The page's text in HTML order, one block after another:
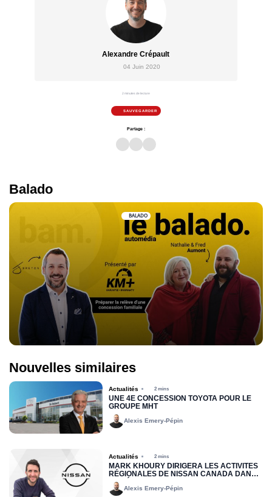
Alexandre Crépault
04 Juin 2020
2 minutes de lecture
SAUVEGARDER
Partage :
Balado
BALADO
Nouvelles similaires
Actualités 2 mins
UNE 4E CONCESSION TOYOTA POUR LE
GROUPE MHT
Alexis Emery-Pépin
Actualités 2 mins
MARK KHOURY DIRIGERA LES ACTIVITÉS
RÉGIONALES DE NISSAN CANADA DANS
LA RÉGION DE L’EST
Alexis Emery-Pépin